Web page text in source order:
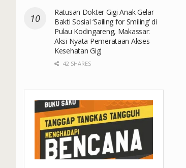
Ratusan Dokter Gigi Anak Gelar
Bakti Sosial ‘Sailing for Smiling’ di
Pulau Kodingareng, Makassar:
Aksi Nyata Pemerataan Akses
Kesehatan Gigi
42 SHARES